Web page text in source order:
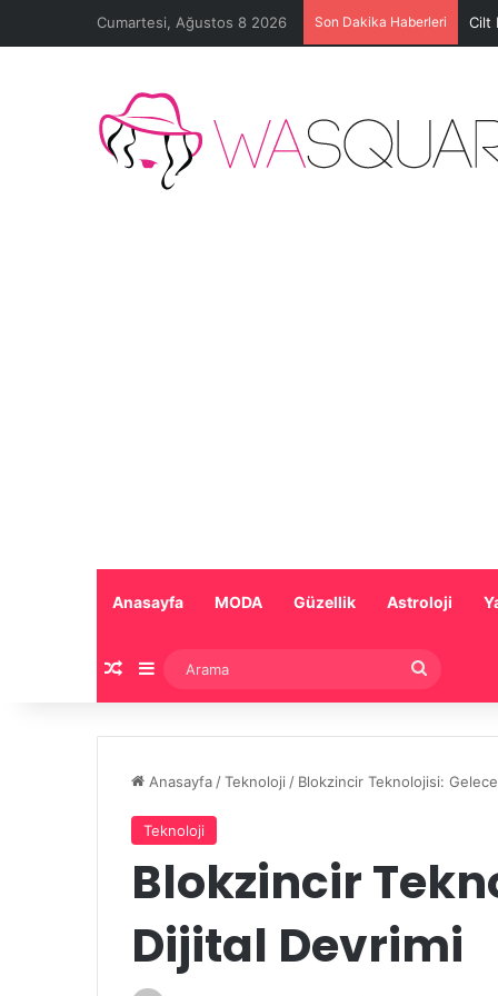
Cumartesi, Ağustos 8 2026 Son Dakika Haberleri Cilt
Anasayfa MODA Güzellik Astroloji
Rastgele Makale
Kenar Bölmesi
Anasayfa /Teknoloji / Blokzincir Teknolojisi:
Teknoloji
Blokzincir
Dijital Devrimi